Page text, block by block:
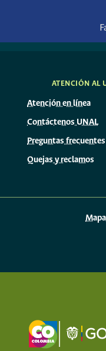
ATENCIÓN AL
Atención en línea
Contáctenos UNAL
Preguntas frecuentes
Quejas y reclamos